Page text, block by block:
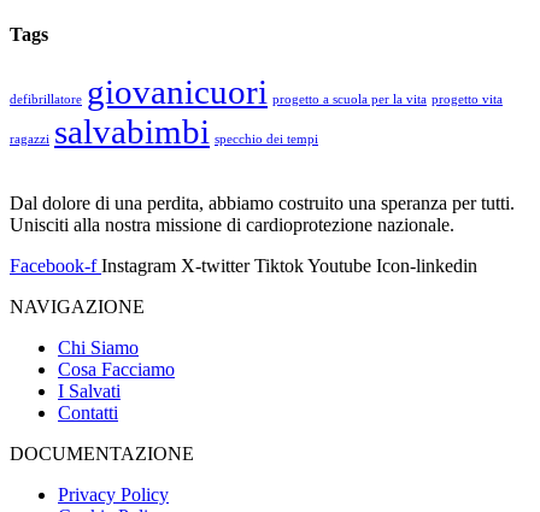
Tags
defibrillatore giovanicuori progetto a scuola per la vita progetto vita
ragazzi salvabimbi specchio dei tempi
Dal dolore di una perdita, abbiamo costruito una speranza per tutti.
Unisciti alla nostra missione di cardioprotezione nazionale.
Facebook-f Instagram X-twitter TiktokYoutube Icon-linkedin
NAVIGAZIONE
Chi Siamo
Cosa Facciamo
I Salvati
Contatti
DOCUMENTAZIONE
Privacy Policy